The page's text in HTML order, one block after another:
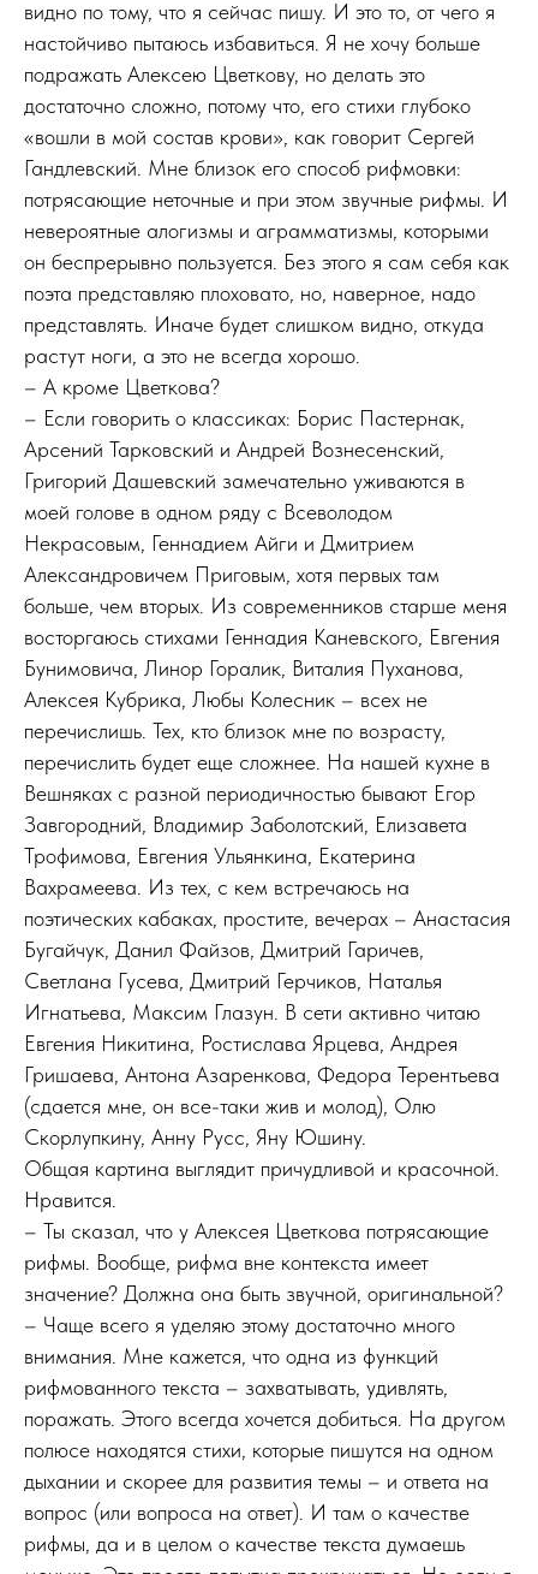
видно по тому, что я сейчас пишу. И это то, от чего я
настойчиво пытаюсь избавиться. Я не хочу больше
подражать Алексею Цветкову, но делать это
достаточно сложно, потому что, его стихи глубоко
«вошли в мой состав крови», как говорит Сергей
Гандлевский. Мне близок его способ рифмовки:
потрясающие неточные и при этом звучные рифмы. И
невероятные алогизмы и аграмматизмы, которыми
он беспрерывно пользуется. Без этого я сам себя как
поэта представляю плоховато, но, наверное, надо
представлять. Иначе будет слишком видно, откуда
растут ноги, а это не всегда хорошо.
– А кроме Цветкова?
– Если говорить о классиках: Борис Пастернак,
Арсений Тарковский и Андрей Вознесенский,
Григорий Дашевский замечательно уживаются в
моей голове в одном ряду с Всеволодом
Некрасовым, Геннадием Айги и Дмитрием
Александровичем Приговым, хотя первых там
больше, чем вторых. Из современников старше меня
восторгаюсь стихами Геннадия Каневского, Евгения
Бунимовича, Линор Горалик, Виталия Пуханова,
Алексея Кубрика, Любы Колесник – всех не
перечислишь. Тех, кто близок мне по возрасту,
перечислить будет еще сложнее. На нашей кухне в
Вешняках с разной периодичностью бывают Егор
Завгородний, Владимир Заболотский, Елизавета
Трофимова, Евгения Ульянкина, Екатерина
Вахрамеева. Из тех, с кем встречаюсь на
поэтических кабаках, простите, вечерах – Анастасия
Бугайчук, Данил Файзов, Дмитрий Гаричев,
Светлана Гусева, Дмитрий Герчиков, Наталья
Игнатьева, Максим Глазун. В сети активно читаю
Евгения Никитина, Ростислава Ярцева, Андрея
Гришаева, Антона Азаренкова, Федора Терентьева
(сдается мне, он все-таки жив и молод), Олю
Скорлупкину, Анну Русс, Яну Юшину.
Общая картина выглядит причудливой и красочной.
Нравится.
– Ты сказал, что у Алексея Цветкова потрясающие
рифмы. Вообще, рифма вне контекста имеет
значение? Должна она быть звучной, оригинальной?
– Чаще всего я уделяю этому достаточно много
внимания. Мне кажется, что одна из функций
рифмованного текста – захватывать, удивлять,
поражать. Этого всегда хочется добиться. На другом
полюсе находятся стихи, которые пишутся на одном
дыхании и скорее для развития темы – и ответа на
вопрос (или вопроса на ответ). И там о качестве
рифмы, да и в целом о качестве текста думаешь